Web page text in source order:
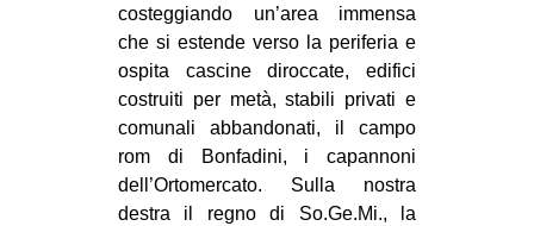
costeggiando un’area immensa
che si estende verso la periferia e
ospita cascine diroccate, edifici
costruiti per metà, stabili privati e
comunali abbandonati, il campo
rom di Bonfadini, i capannoni
dell’Ortomercato. Sulla nostra
destra il regno di So.Ge.Mi., la